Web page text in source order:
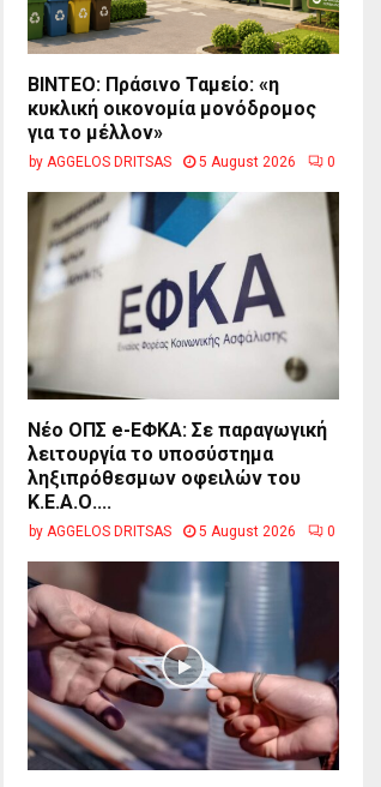
BINTEO: Πράσινο Ταμείο: «η
κυκλική οικονομία μονόδρομος
για το μέλλον»
by AGGELOS DRITSAS 5 August 2026 0
Νέο ΟΠΣ e-ΕΦΚΑ: Σε παραγωγική
λειτουργία το υποσύστημα
ληξιπρόθεσμων οφειλών του
Κ.Ε.Α.Ο....
by AGGELOS DRITSAS 5 August 2026 0